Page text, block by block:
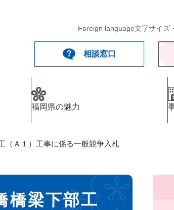
Foreign language文字サイズ
相談窓口
福岡県の魅力
（Ａ１）工事に係る一般競争入札
橋梁下部工